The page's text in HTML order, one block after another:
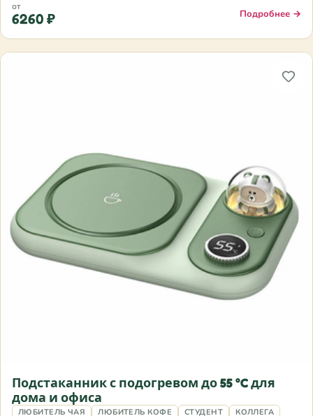
от
6260 ₽ Подробнее →
Подстаканник с подогревом до 55 °C для
дома и офиса
ЛЮБИТЕЛЬ ЧАЯ ЛЮБИТЕЛЬ КОФЕ СТУДЕНТ КОЛЛЕГА